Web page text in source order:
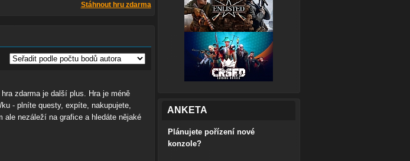
Stáhnout hru zdarma
zdarma je další plus. Hra je méně
- plníte questy, expíte, nakupujete,
nezáleží na grafice a hledáte nějaké
ANKETA
Plánujete pořízení nové
konzole?